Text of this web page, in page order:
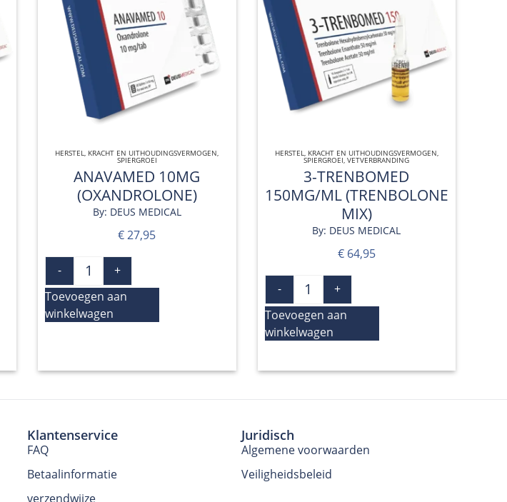
QUICK VIEW
HERSTEL, KRACHT EN UITHOUDINGSVERMOGEN,
SPIERGROEI
ANAVAMED 10MG
(OXANDROLONE)
By: DEUS MEDICAL
€27,95
-
+
Toevoegen aan
winkelwagen
QUICK VIEW
HERSTEL, KRACHT EN UITHOUDINGSVERMOGEN,
SPIERGROEI,VETVERBRANDING
3-TRENBOMED
150MG/ML (TRENBOLONE
MIX)
By: DEUS MEDICAL
€64,95
-
+
Toevoegen aan
winkelwagen
Klantenservice
FAQ
Betaalinformatie
verzendwijze
Juridisch
Algemene voorwaarden
Veiligheidsbeleid